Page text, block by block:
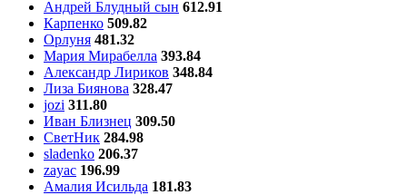
Андрей Блудный сын 612.91
Карпенко 509.82
Орлуня 481.32
Мария Мирабелла 393.84
Александр Лириков 348.84
Лиза Биянова 328.47
jozi 311.80
Иван Близнец 309.50
СветНик 284.98
sladenko 206.37
zayac 196.99
Амалия Исильда 181.83